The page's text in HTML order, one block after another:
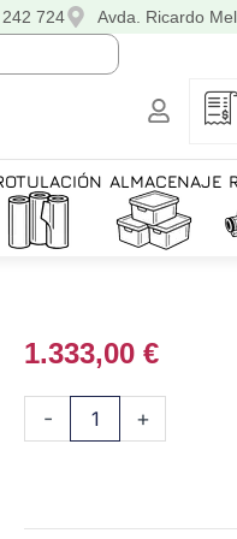
724 Avda. Ricardo
ALMACENAJE
1.333,00 €
-
Cabezal
de
+